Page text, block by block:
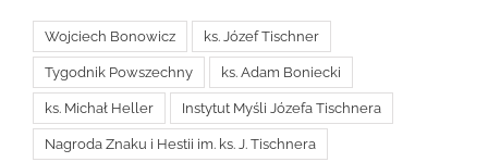
Wojciech Bonowicz ks. Józef Tischner
Tygodnik Powszechny ks. Adam Boniecki
ks. Michał Heller Instytut Myśli Józefa Tischnera
Nagroda Znaku i Hestii im. ks. J. Tischnera